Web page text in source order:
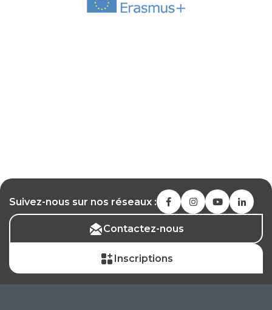
Suivez-nous sur nos réseaux :
Contactez-nous
Inscriptions